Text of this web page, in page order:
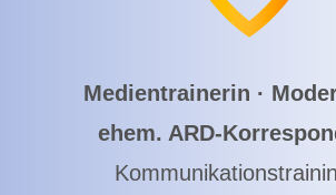
Medientrainerin ·
ehem. ARD-